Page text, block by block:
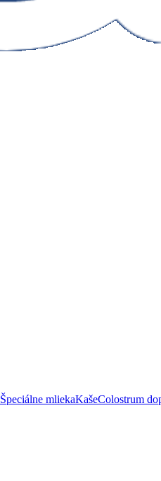
Špeciálne mliekaKašeColostrum